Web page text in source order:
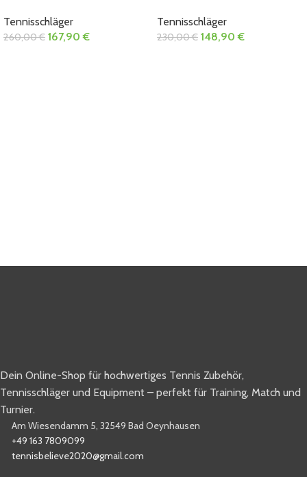
Tennisschläger
260,00€ 167,90€
Tennisschläger
230,00€ 148,90€
Dein Online-Shop für hochwertiges Tennis Zubehör,
Tennisschläger und Equipment – perfekt für Training, Match und
Turnier.
Am Wiesendamm 5, 32549 Bad Oeynhausen
+49 163 7809099
tennisbelieve2020@gmail.com